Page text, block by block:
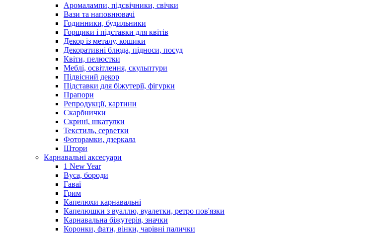
Аромалампи, підсвічники, свічки
Вази та наповнювачі
Годинники, будильники
Горщики і підставки для квітів
Декор із металу, кошики
Декоративні блюда, підноси, посуд
Квіти, пелюстки
Меблі, освітлення, скульптури
Підвісний декор
Підставки для біжутерії, фігурки
Прапори
Репродукції, картини
Скарбнички
Скрині, шкатулки
Текстиль, серветки
Фоторамки, дзеркала
Штори
Карнавальні аксесуари
1 New Year
Вуса, бороди
Гаваї
Грим
Капелюхи карнавальні
Капелюшки з вуаллю, вуалетки, ретро пов'язки
Карнавальна біжутерія, значки
Коронки, фати, вінки, чарівні палички